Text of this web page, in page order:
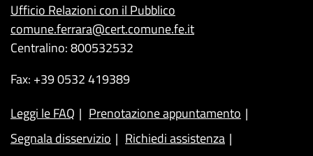
Ufficio Relazioni con il Pubblico
comune.ferrara@cert.comune.fe.it
Centralino: 800532532
Fax: +39 0532 419389
Leggi le FAQ
Prenotazione appuntamento
Segnala disservizio
Richiedi assistenza